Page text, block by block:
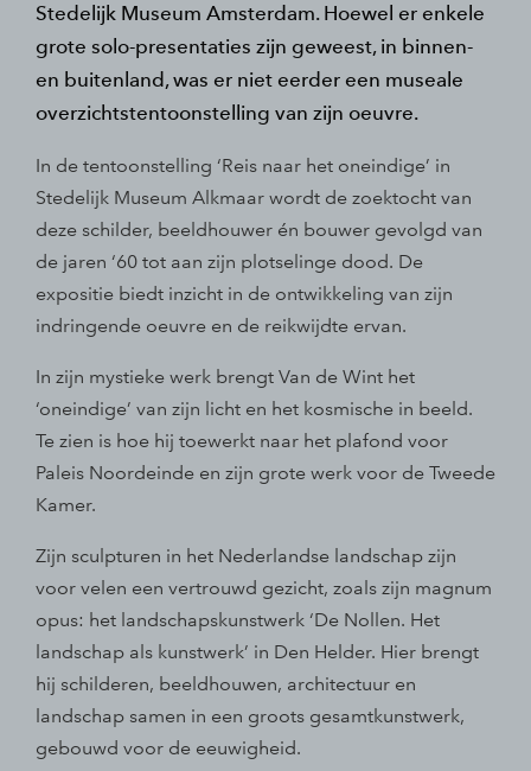
Stedelijk Museum Amsterdam. Hoewel er enkele
grote solo-presentaties zijn geweest, in binnen-
en buitenland, was er niet eerder een museale
overzichtstentoonstelling van zijn oeuvre.
In de tentoonstelling ‘Reis naar het oneindige’ in
Stedelijk Museum Alkmaar wordt de zoektocht van
deze schilder, beeldhouwer én bouwer gevolgd van
de jaren ‘60 tot aan zijn plotselinge dood. De
expositie biedt inzicht in de ontwikkeling van zijn
indringende oeuvre en de reikwijdte ervan.
In zijn mystieke werk brengt Van de Wint het
‘oneindige’ van zijn licht en het kosmische in beeld.
Te zien is hoe hij toewerkt naar het plafond voor
Paleis Noordeinde en zijn grote werk voor de Tweede
Kamer.
Zijn sculpturen in het Nederlandse landschap zijn
voor velen een vertrouwd gezicht, zoals zijn magnum
opus: het landschapskunstwerk ‘De Nollen. Het
landschap als kunstwerk’ in Den Helder. Hier brengt
hij schilderen, beeldhouwen, architectuur en
landschap samen in een groots gesamtkunstwerk,
gebouwd voor de eeuwigheid.